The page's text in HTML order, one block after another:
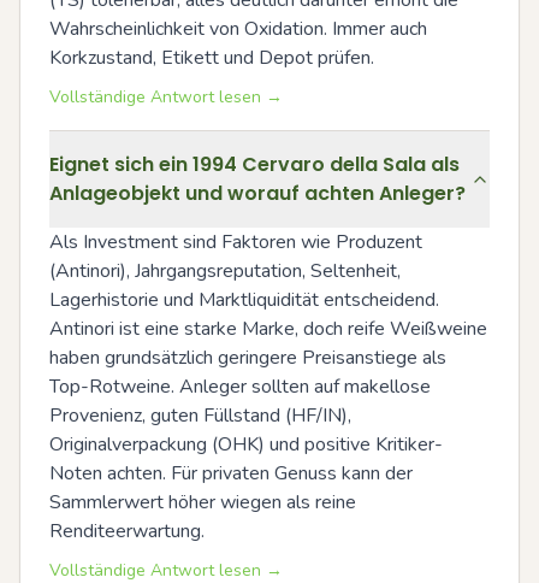
Wahrscheinlichkeit von Oxidation. Immer auch
Korkzustand, Etikett und Depot prüfen.
Vollständige Antwort lesen →
Eignet sich ein 1994 Cervaro della Sala als
Anlageobjekt und worauf achten Anleger?
Als Investment sind Faktoren wie Produzent
(Antinori), Jahrgangsreputation, Seltenheit,
Lagerhistorie und Marktliquidität entscheidend.
Antinori ist eine starke Marke, doch reife Weißweine
haben grundsätzlich geringere Preisanstiege als
Top-Rotweine. Anleger sollten auf makellose
Provenienz, guten Füllstand (HF/IN),
Originalverpackung (OHK) und positive Kritiker-
Noten achten. Für privaten Genuss kann der
Sammlerwert höher wiegen als reine
Renditeerwartung.
Vollständige Antwort lesen →